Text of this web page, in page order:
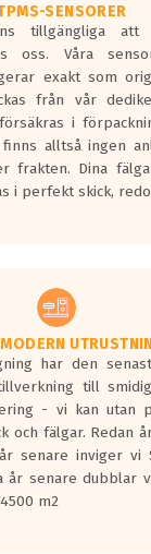
nya regelverk.
våg kommer vara
än det
gälla 2016.
SENSORER
tillgängliga
oss. Våra
exakt som
från vår
i
alltså ingen
frakten. Dina
i perfekt skick,
har den
till
- vi kan utan
och fälgar. Redan
senare inviger vi
år senare dubblar
m2